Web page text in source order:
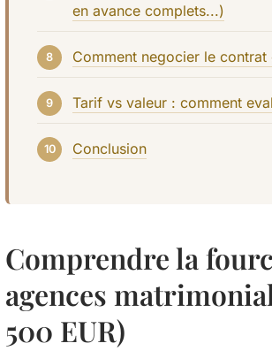
en avance complets...)
Comment negocier le
Tarif vs valeur : comment
Conclusion
Comprendre la
agences
500 EUR)